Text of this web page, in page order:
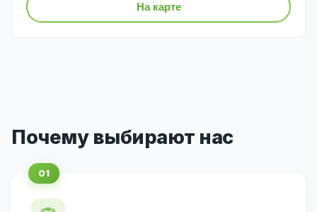
На карте
Почему выбирают нас